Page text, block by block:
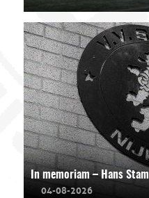
In memoriam – Hans Stam
04-08-2026